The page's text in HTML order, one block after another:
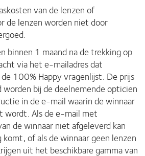
van de lenzen of
de lenzen worden niet door
binnen 1 maand na de trekking op
via het e-mailadres dat
100% Happy vragenlijst. De prijs
worden bij de deelnemende opticien
in de e-mail waarin de winnaar
wordt. Als de e-mail met
de winnaar niet afgeleverd kan
of als de winnaar geen lenzen
uit het beschikbare gamma van